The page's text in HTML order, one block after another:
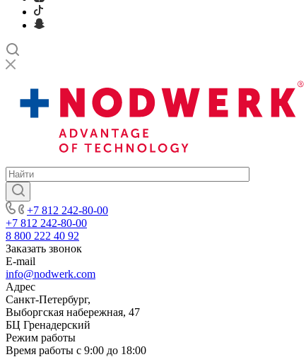
+7 812 242-80-00
+7 812 242-80-00
8 800 222 40 92
Заказать звонок
E-mail
info@nodwerk.com
Адрес
Санкт-Петербург,
Выборгская набережная, 47
БЦ Гренадерский
Режим работы
Время работы с 9:00 до 18:00